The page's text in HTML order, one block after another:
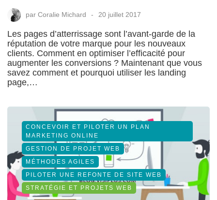
par Coralie Michard 20 juillet 2017
Les pages d’atterrissage sont l’avant-garde de la
réputation de votre marque pour les nouveaux
clients. Comment en optimiser l’efficacité pour
augmenter les conversions ? Maintenant que vous
savez comment et pourquoi utiliser les landing
page,…
CONCEVOIR ET PILOTER UN PLAN
MARKETING ONLINE
GESTION DE PROJET WEB
MÉTHODES AGILES
PILOTER UNE REFONTE DE SITE WEB
STRATÉGIE ET PROJETS WEB